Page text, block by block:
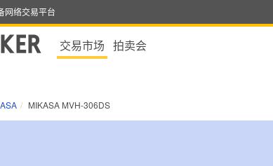
网络交易平台
交易市场 拍卖会
MIKASA MVH-306DS